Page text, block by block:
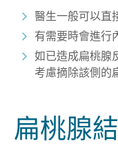
醫生一般可以直
有需要時會進行
如已造成扁桃腺
考慮摘除該側的
扁桃腺